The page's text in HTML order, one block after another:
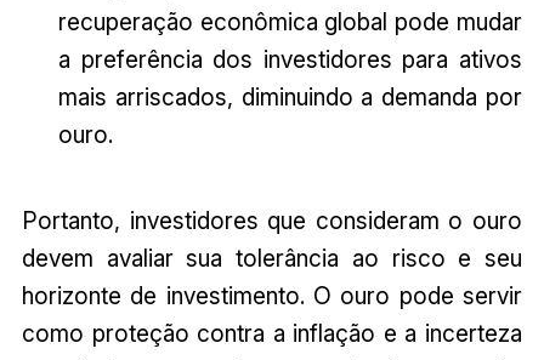
recuperação econômica global pode mudar
a preferência dos investidores para ativos
mais arriscados, diminuindo a demanda por
ouro.
Portanto, investidores que consideram o ouro
devem avaliar sua tolerância ao risco e seu
horizonte de investimento. O ouro pode servir
como proteção contra a inflação e a incerteza